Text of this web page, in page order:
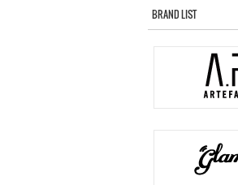
BRAND LIST